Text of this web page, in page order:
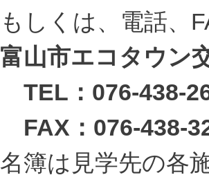
もしくは、電話、
富山市エコタウン
TEL：076-438-
FAX：076-438-
名簿は見学先の各